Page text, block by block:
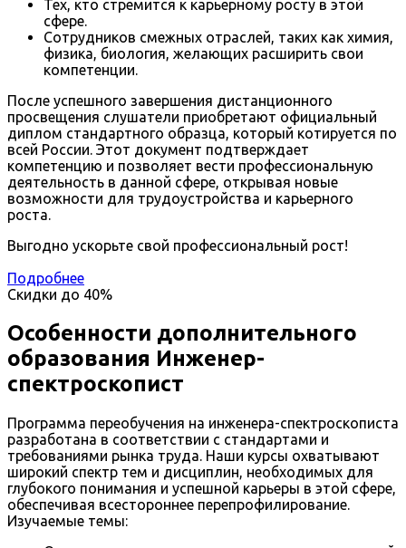
Тех, кто стремится к карьерному росту в этой
сфере.
Сотрудников смежных отраслей, таких как химия,
физика, биология, желающих расширить свои
компетенции.
После успешного завершения дистанционного
просвещения слушатели приобретают официальный
диплом стандартного образца, который котируется по
всей России. Этот документ подтверждает
компетенцию и позволяет вести профессиональную
деятельность в данной сфере, открывая новые
возможности для трудоустройства и карьерного
роста.
Выгодно ускорьте свой профессиональный рост!
Подробнее
Скидки до 40%
Особенности дополнительного
образования Инженер-
спектроскопист
Программа переобучения на инженера-спектроскописта
разработана в соответствии с стандартами и
требованиями рынка труда. Наши курсы охватывают
широкий спектр тем и дисциплин, необходимых для
глубокого понимания и успешной карьеры в этой сфере,
обеспечивая всестороннее перепрофилирование.
Изучаемые темы: